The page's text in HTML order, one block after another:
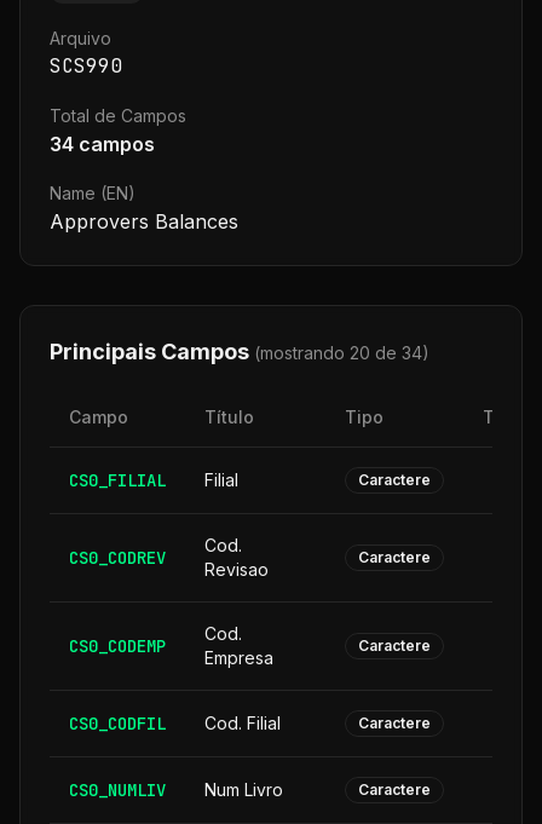
Arquivo
SCS990
Total de Campos
34 campos
Name (EN)
Approvers Balances
Principais Campos (mostrando 20 de 34)
Campo Título Tipo
CS0_FILIAL Filial Caractere
CS0_CODREV
Cod.
Revisao
Caractere
CS0_CODEMP
Cod.
Empresa
Caractere
CS0_CODFIL Cod. Filial Caractere
CS0_NUMLIV Num Livro Caractere